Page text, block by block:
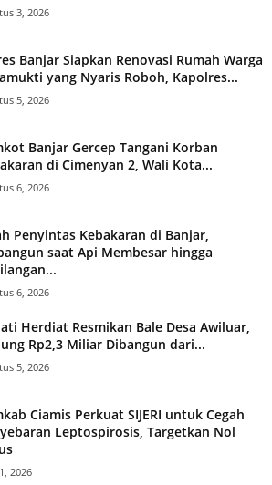
3, 2026
Banjar Siapkan Renovasi Rumah Warga
yang Nyaris Roboh, Kapolres...
5, 2026
Banjar Gercep Tangani Korban
di Cimenyan 2, Wali Kota...
6, 2026
Penyintas Kebakaran di Banjar,
saat Api Membesar hingga
6, 2026
Herdiat Resmikan Bale Desa Awiluar,
Rp2,3 Miliar Dibangun dari...
5, 2026
Ciamis Perkuat SIJERI untuk Cegah
Leptospirosis, Targetkan Nol
2026